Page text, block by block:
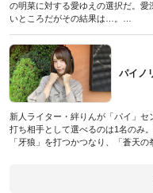
の明菜に対する愛ゆえの選択だ。
いところだがその結果は…。
売）
パイノ
新人ライター・絆りんが「パイ」
打ち相手として選べるのは1名のみ
「牙狼」を打つかつなり、「蒼天
（パチンコ必勝本プラス 2022年1